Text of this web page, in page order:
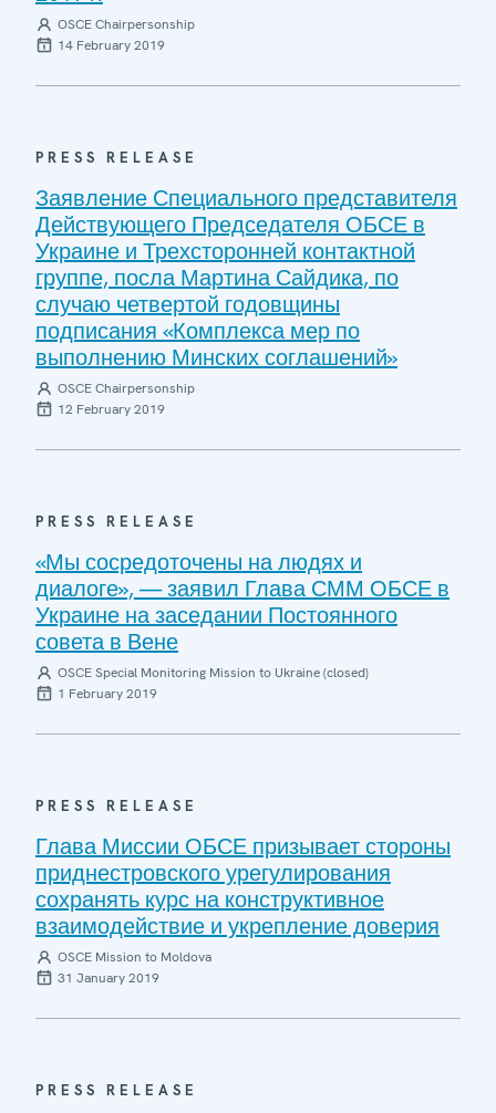
OSCE Chairpersonship
14 February 2019
PRESS RELEASE
Заявление Специального представителя
Действующего Председателя ОБСЕ в
Украине и Трехсторонней контактной
группе, посла Мартина Сайдика, по
случаю четвертой годовщины
подписания «Комплекса мер по
выполнению Минских соглашений»
OSCE Chairpersonship
12 February 2019
PRESS RELEASE
«Мы сосредоточены на людях и
диалоге», — заявил Глава СММ ОБСЕ в
Украине на заседании Постоянного
совета в Вене
OSCE Special Monitoring Mission to Ukraine (closed)
1 February 2019
PRESS RELEASE
Глава Миссии ОБСЕ призывает стороны
приднестровского урегулирования
сохранять курс на конструктивное
взаимодействие и укрепление доверия
OSCE Mission to Moldova
31 January 2019
PRESS RELEASE